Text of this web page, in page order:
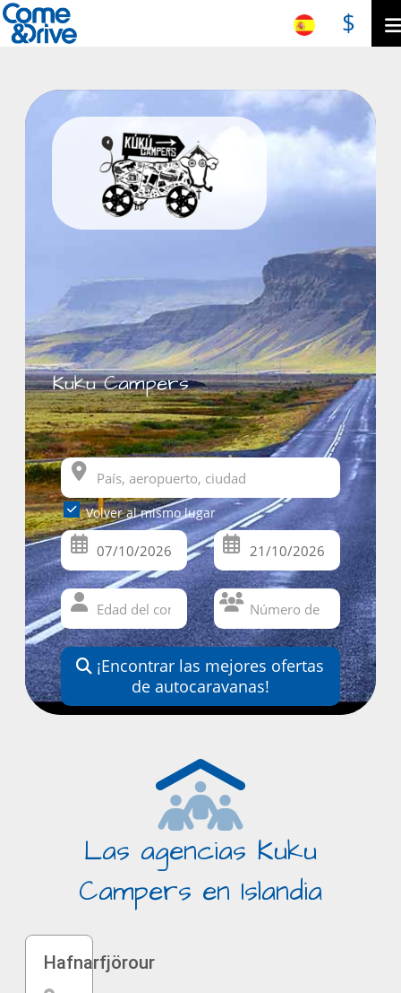
$
Kuku Campers
Volver al mismo lugar
¡Encontrar las mejores ofertas
de autocaravanas!
Las agencias Kuku
Campers en Islandia
Hafnarfjörour